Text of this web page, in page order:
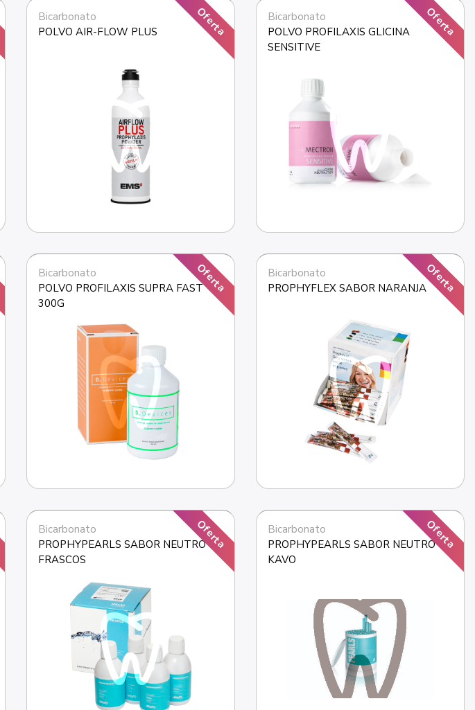
Oferta
Bicarbonato
POLVO AIR-FLOW PLUS
Oferta
Bicarbonato
POLVO PROFILAXIS GLICINA
SENSITIVE
Oferta
Bicarbonato
POLVO PROFILAXIS SUPRA FAST
300G
Oferta
Bicarbonato
PROPHYFLEX SABOR NARANJA
Oferta
Bicarbonato
PROPHYPEARLS SABOR NEUTRO 4
FRASCOS
Oferta
Bicarbonato
PROPHYPEARLS SABOR NEUTRO
KAVO